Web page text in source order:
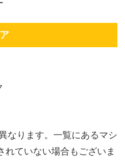
なります。一覧にあるマシ
れていない場合もございま